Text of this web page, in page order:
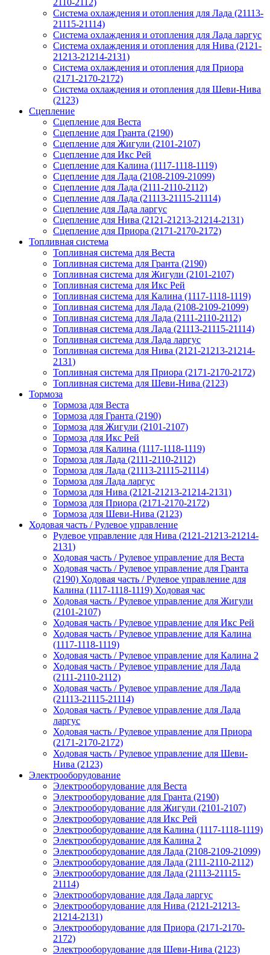
2110-2112)
Система охлаждения и отопления для Лада (21113-
21115-21114)
Система охлаждения и отопления для Лада ларгус
Система охлаждения и отопления для Нива (2121-
21213-21214-2131)
Система охлаждения и отопления для Приора
(2171-2170-2172)
Система охлаждения и отопления для Шеви-Нива
(2123)
Сцепление
Сцепление для Веста
Сцепление для Гранта (2190)
Сцепление для Жигули (2101-2107)
Сцепление для Икс Рей
Сцепление для Калина (1117-1118-1119)
Сцепление для Лада (2108-2109-21099)
Сцепление для Лада (2111-2110-2112)
Сцепление для Лада (21113-21115-21114)
Сцепление для Лада ларгус
Сцепление для Нива (2121-21213-21214-2131)
Сцепление для Приора (2171-2170-2172)
Топливная система
Топливная система для Веста
Топливная система для Гранта (2190)
Топливная система для Жигули (2101-2107)
Топливная система для Икс Рей
Топливная система для Калина (1117-1118-1119)
Топливная система для Лада (2108-2109-21099)
Топливная система для Лада (2111-2110-2112)
Топливная система для Лада (21113-21115-21114)
Топливная система для Лада ларгус
Топливная система для Нива (2121-21213-21214-
2131)
Топливная система для Приора (2171-2170-2172)
Топливная система для Шеви-Нива (2123)
Тормоза
Тормоза для Веста
Тормоза для Гранта (2190)
Тормоза для Жигули (2101-2107)
Тормоза для Икс Рей
Тормоза для Калина (1117-1118-1119)
Тормоза для Лада (2111-2110-2112)
Тормоза для Лада (21113-21115-21114)
Тормоза для Лада ларгус
Тормоза для Нива (2121-21213-21214-2131)
Тормоза для Приора (2171-2170-2172)
Тормоза для Шеви-Нива (2123)
Ходовая часть / Рулевое управление
Рулевое управление для Нива (2121-21213-21214-
2131)
Ходовая часть / Рулевое управление для Веста
Ходовая часть / Рулевое управление для Гранта
(2190) Ходовая часть / Рулевое управление для
Калина (1117-1118-1119) Ходовая час
Ходовая часть / Рулевое управление для Жигули
(2101-2107)
Ходовая часть / Рулевое управление для Икс Рей
Ходовая часть / Рулевое управление для Калина
(1117-1118-1119)
Ходовая часть / Рулевое управление для Калина 2
Ходовая часть / Рулевое управление для Лада
(2111-2110-2112)
Ходовая часть / Рулевое управление для Лада
(21113-21115-21114)
Ходовая часть / Рулевое управление для Лада
ларгус
Ходовая часть / Рулевое управление для Приора
(2171-2170-2172)
Ходовая часть / Рулевое управление для Шеви-
Нива (2123)
Электрооборудование
Электрооборудование для Веста
Электрооборудование для Гранта (2190)
Электрооборудование для Жигули (2101-2107)
Электрооборудование для Икс Рей
Электрооборудование для Калина (1117-1118-1119)
Электрооборудование для Калина 2
Электрооборудование для Лада (2108-2109-21099)
Электрооборудование для Лада (2111-2110-2112)
Электрооборудование для Лада (21113-21115-
21114)
Электрооборудование для Лада ларгус
Электрооборудование для Нива (2121-21213-
21214-2131)
Электрооборудование для Приора (2171-2170-
2172)
Электрооборудование для Шеви-Нива (2123)